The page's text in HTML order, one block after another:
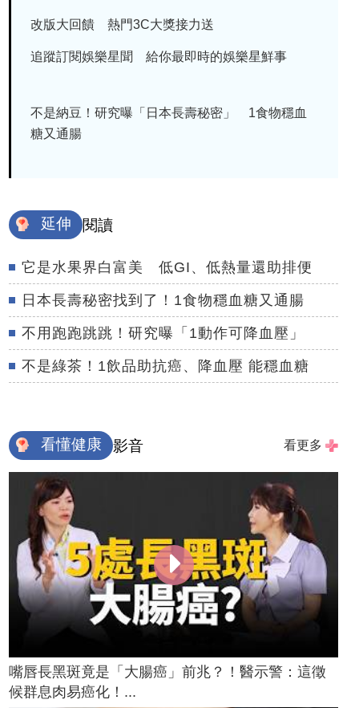
改版大回饋 熱門3C大獎接力送
追蹤訂閱娛樂星聞 給你最即時的娛樂星鮮事
不是納豆！研究曝「日本長壽秘密」 1食物穩血
糖又通腸
延伸 閱讀
它是水果界白富美 低GI、低熱量還助排便
日本長壽秘密找到了！1食物穩血糖又通腸
不用跑跑跳跳！研究曝「1動作可降血壓」
不是綠茶！1飲品助抗癌、降血壓 能穩血糖
看懂健康 影音 看更多
嘴唇長黑斑竟是「大腸癌」前兆？！醫示警：這徵
候群息肉易癌化！...